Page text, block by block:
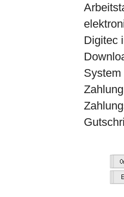
Digitec
System